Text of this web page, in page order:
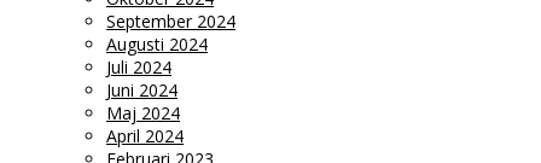
September 2024
Augusti 2024
Juli 2024
Juni 2024
Maj 2024
April 2024